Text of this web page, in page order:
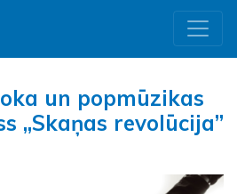
un popmūzikas
„Skaņas revolūcija”